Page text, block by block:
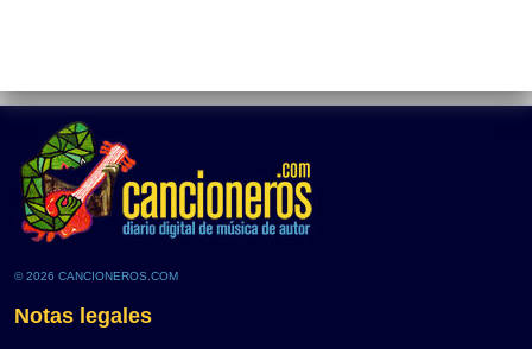
© 2026 CANCIONEROS.COM
Notas legales